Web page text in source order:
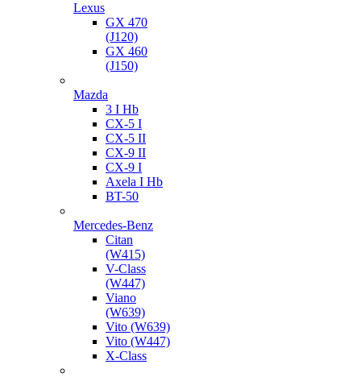
Lexus
GX 470
(J120)
GX 460
(J150)
Mazda
3 I Hb
CX-5 I
CX-5 II
CX-9 II
CX-9 I
Axela I Hb
BT-50
Mercedes-Benz
Citan
(W415)
V-Class
(W447)
Viano
(W639)
Vito (W639)
Vito (W447)
X-Class